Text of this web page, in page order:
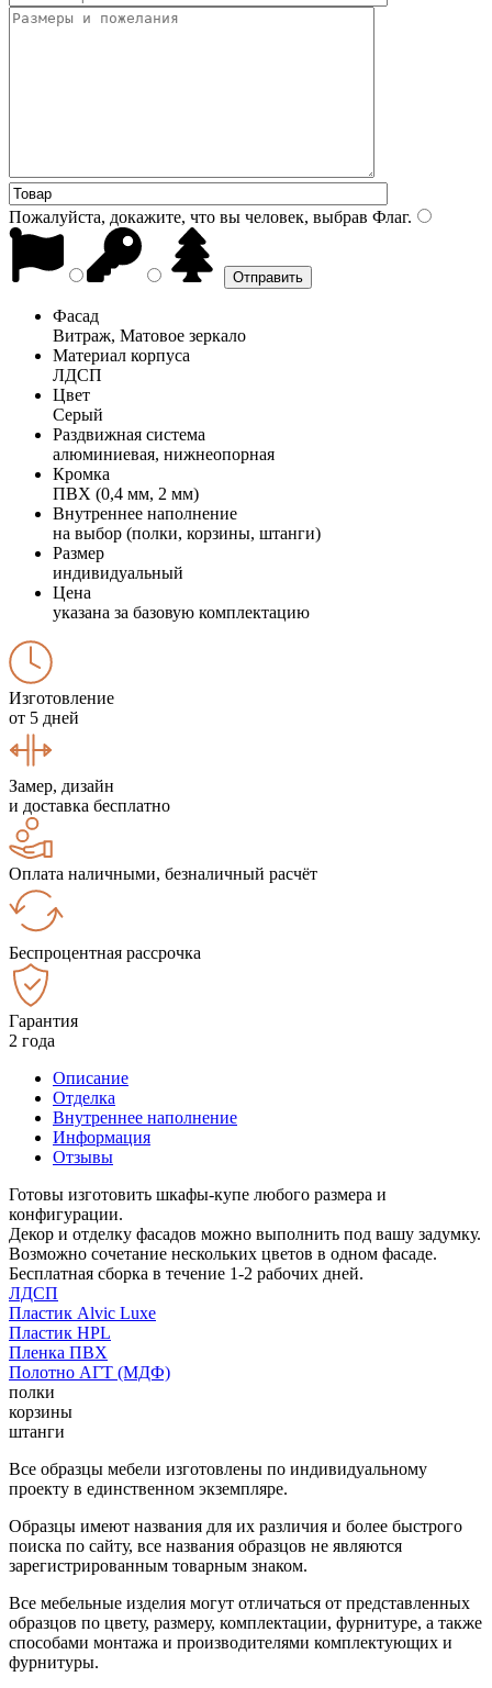
Пожалуйста, докажите, что вы человек, выбрав Флаг.
Фасад
Витраж, Матовое зеркало
Материал корпуса
ЛДСП
Цвет
Серый
Раздвижная система
алюминиевая, нижнеопорная
Кромка
ПВХ (0,4 мм, 2 мм)
Внутреннее наполнение
на выбор (полки, корзины, штанги)
Размер
индивидуальный
Цена
указана за базовую комплектацию
Изготовление
от 5 дней
Замер, дизайн
и доставка бесплатно
Оплата наличными, безналичный расчёт
Беспроцентная рассрочка
Гарантия
2 года
Описание
Отделка
Внутреннее наполнение
Информация
Отзывы
Готовы изготовить шкафы-купе любого размера и
конфигурации.
Декор и отделку фасадов можно выполнить под вашу задумку.
Возможно сочетание нескольких цветов в одном фасаде.
Бесплатная сборка в течение 1-2 рабочих дней.
ЛДСП
Пластик Alvic Luxe
Пластик HPL
Пленка ПВХ
Полотно АГТ (МДФ)
полки
корзины
штанги
Все образцы мебели изготовлены по индивидуальному
проекту в единственном экземпляре.
Образцы имеют названия для их различия и более быстрого
поиска по сайту, все названия образцов не являются
зарегистрированным товарным знаком.
Все мебельные изделия могут отличаться от представленных
образцов по цвету, размеру, комплектации, фурнитуре, а также
способами монтажа и производителями комплектующих и
фурнитуры.